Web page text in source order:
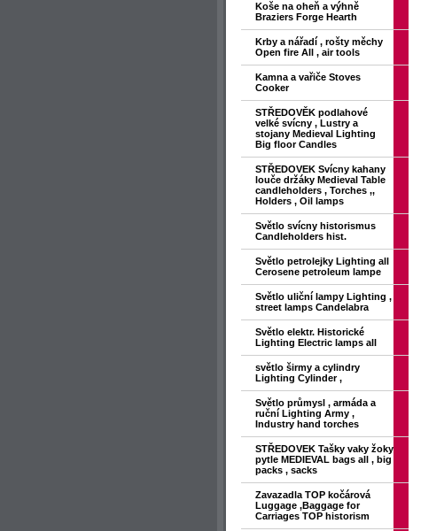
Koše na oheň a výhně
Braziers Forge Hearth
Krby a nářadí , rošty měchy
Open fire All , air tools
Kamna a vařiče Stoves
Cooker
STŘEDOVĚK podlahové
velké svícny , Lustry a
stojany Medieval Lighting
Big floor Candles
STŘEDOVEK Svícny kahany
louče držáky Medieval Table
candleholders , Torches ,,
Holders , Oil lamps
Světlo svícny historismus
Candleholders hist.
Světlo petrolejky Lighting all
Cerosene petroleum lampe
Světlo uliční lampy Lighting ,
street lamps Candelabra
Světlo elektr. Historické
Lighting Electric lamps all
světlo širmy a cylindry
Lighting Cylinder ,
Světlo průmysl , armáda a
ruční Lighting Army ,
Industry hand torches
STŘEDOVEK Tašky vaky žoky
pytle MEDIEVAL bags all , big
packs , sacks
Zavazadla TOP kočárová
Luggage ,Baggage for
Carriages TOP historism